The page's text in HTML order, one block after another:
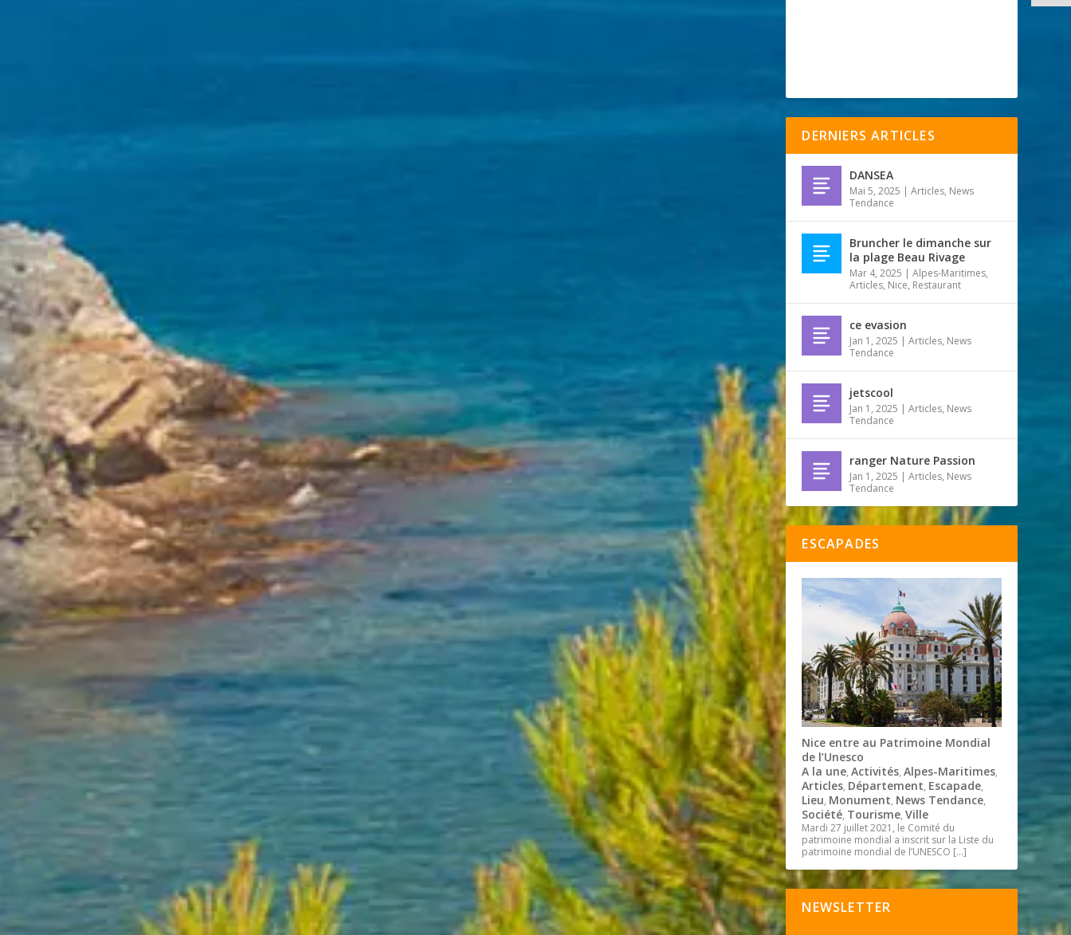
DERNIERS ARTICLES
DANSEA
Mai 5, 2025 |Articles, News
Tendance
Bruncher le dimanche sur
la plage Beau Rivage
Mar 4, 2025 |Alpes-Maritimes,
Articles, Nice, Restaurant
ce evasion
Jan 1, 2025 |Articles, News
Tendance
jetscool
Jan 1, 2025 |Articles, News
Tendance
ranger Nature Passion
Jan 1, 2025 |Articles, News
Tendance
ESCAPADES
Nice entre au Patrimoine Mondial
de l’Unesco
A la une,Activités,Alpes-Maritimes,
Articles, Département, Escapade,
Lieu, Monument, News Tendance,
Société, Tourisme,Ville
Mardi 27 juillet 2021, le Comité du
patrimoine mondial a inscrit sur la Liste du
patrimoine mondial de l’UNESCO […]
NEWSLETTER